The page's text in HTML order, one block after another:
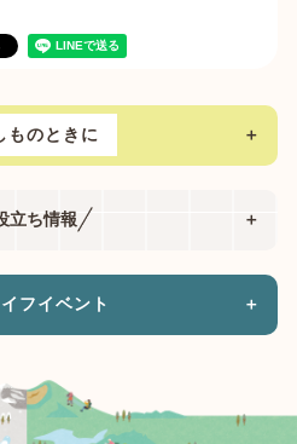
ものときに ＋
立ち情報 ＋
フイベント ＋